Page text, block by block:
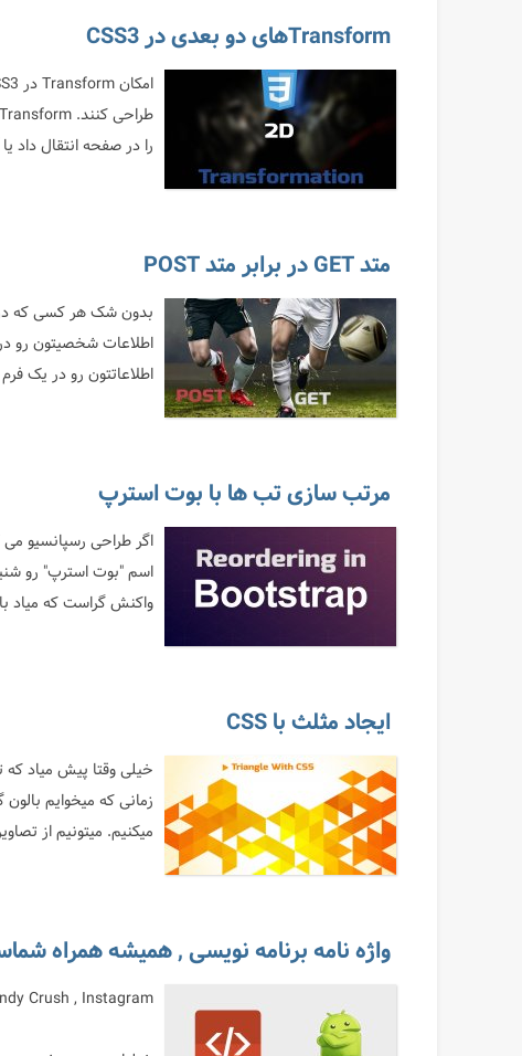
Transformهای دو بعدی در CSS3
را در صفحه انتقال داد
متد GET در برابر متد POST
اطلاعاتتون رو در یک فرم HTML قرار داده اید. فرم ها برای ارسال اطلاعات از مرورگر...
مرتب سازی تب ها با بوت استرپ
اگر طراحی رسپانسیو
اسم "بوت استرپ" رو
واکنش گراست که میاد
ایجاد مثلث با CSS
خیلی وقتا پیش میاد که
زمانی که میخوایم
میکنیم. میتونیم از
واژه نامه برنامه نویسی , همیشه همراه
Crush , Instagram ...